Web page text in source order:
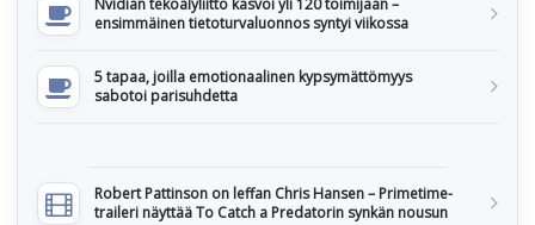
Nvidian tekoälyliitto kasvoi yli 120 toimijaan –
ensimmäinen tietoturvaluonnos syntyi viikossa
5 tapaa, joilla emotionaalinen kypsymättömyys
sabotoi parisuhdetta
Robert Pattinson on leffan Chris Hansen – Primetime-
traileri näyttää To Catch a Predatorin synkän nousun